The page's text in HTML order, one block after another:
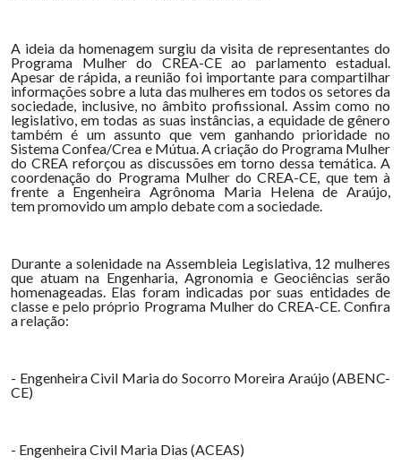
A ideia da homenagem surgiu da visita de representantes do
Programa Mulher do CREA-CE ao parlamento estadual.
Apesar de rápida, a reunião foi importante para compartilhar
informações sobre a luta das mulheres em todos os setores da
sociedade, inclusive, no âmbito profissional. Assim como no
legislativo, em todas as suas instâncias, a equidade de gênero
também é um assunto que vem ganhando prioridade no
Sistema Confea/Crea e Mútua. A criação do Programa Mulher
do CREA reforçou as discussões em torno dessa temática. A
coordenação do Programa Mulher do CREA-CE, que tem à
frente a Engenheira Agrônoma Maria Helena de Araújo,
tem promovido um amplo debate com a sociedade.
Durante a solenidade na Assembleia Legislativa, 12 mulheres
que atuam na Engenharia, Agronomia e Geociências serão
homenageadas. Elas foram indicadas por suas entidades de
classe e pelo próprio Programa Mulher do CREA-CE. Confira
a relação:
- Engenheira Civil Maria do Socorro Moreira Araújo (ABENC-
CE)
- Engenheira Civil Maria Dias (ACEAS)